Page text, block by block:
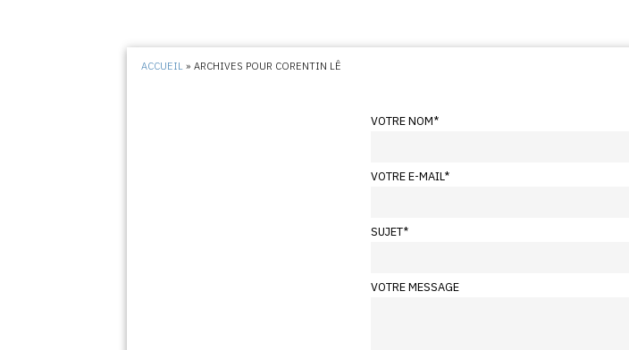
ACCUEIL »ARCHIVES POUR CORENTIN LÊ
VOTRE NOM*
VOTRE E-MAIL*
SUJET*
VOTRE MESSAGE